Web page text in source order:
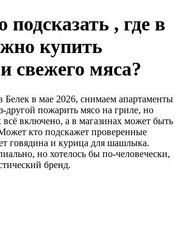
, где в
купить
свежего мяса?
Белек в мае 2026, снимаем апартаменты
другой пожарить мясо на гриле, но
включено, а в магазинах может быть
кто подскажет проверенные
говядина и курица для шашлыка.
но хотелось бы по-человечески,
бренд.